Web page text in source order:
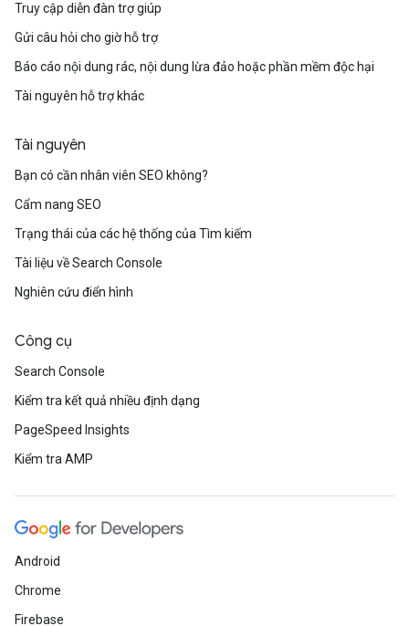
Truy cập diễn đàn trợ giúp
Gửi câu hỏi cho giờ hỗ trợ
Báo cáo nội dung rác, nội dung lừa đảo hoặc phần mềm độc hại
Tài nguyên hỗ trợ khác
Tài nguyên
Bạn có cần nhân viên SEO không?
Cẩm nang SEO
Trạng thái của các hệ thống của Tìm kiếm
Tài liệu về Search Console
Nghiên cứu điển hình
Công cụ
Search Console
Kiểm tra kết quả nhiều định dạng
PageSpeed Insights
Kiểm tra AMP
Android
Chrome
Firebase